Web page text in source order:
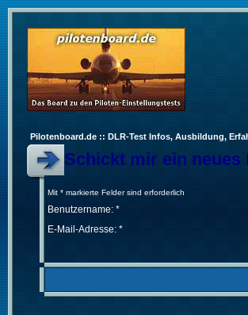
Pilotenboard.de :: DLR-Test Infos, Ausbildung,
Schickt mir ein neues
Mit * markierte Felder sind erforderlich
Benutzername: *
E-Mail-Adresse: *